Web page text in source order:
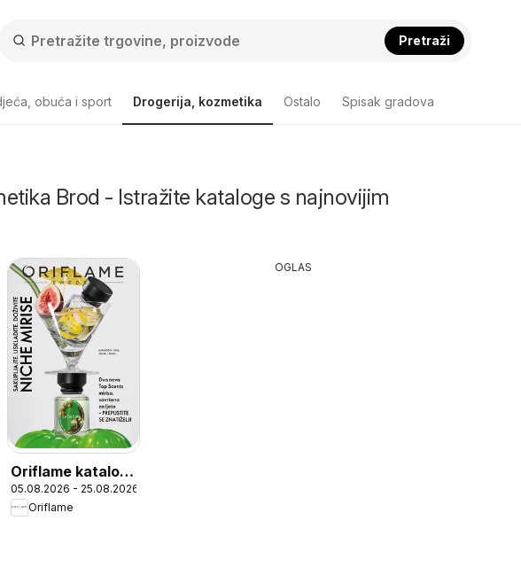
Pretraži
obuća i sport Drogerija, kozmetika Ostalo Spisak gradova
Brod - Istražite kataloge s najnovijim
Oriflame katalog
11
05.08.2026 - 25.08.2026
Oriflame
OGLAS